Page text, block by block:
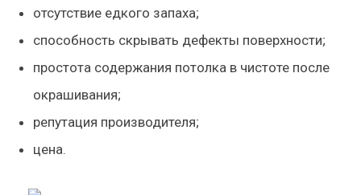
отсутствие едкого запаха;
способность скрывать дефекты поверхности;
простота содержания потолка в чистоте после
окрашивания;
репутация производителя;
цена.